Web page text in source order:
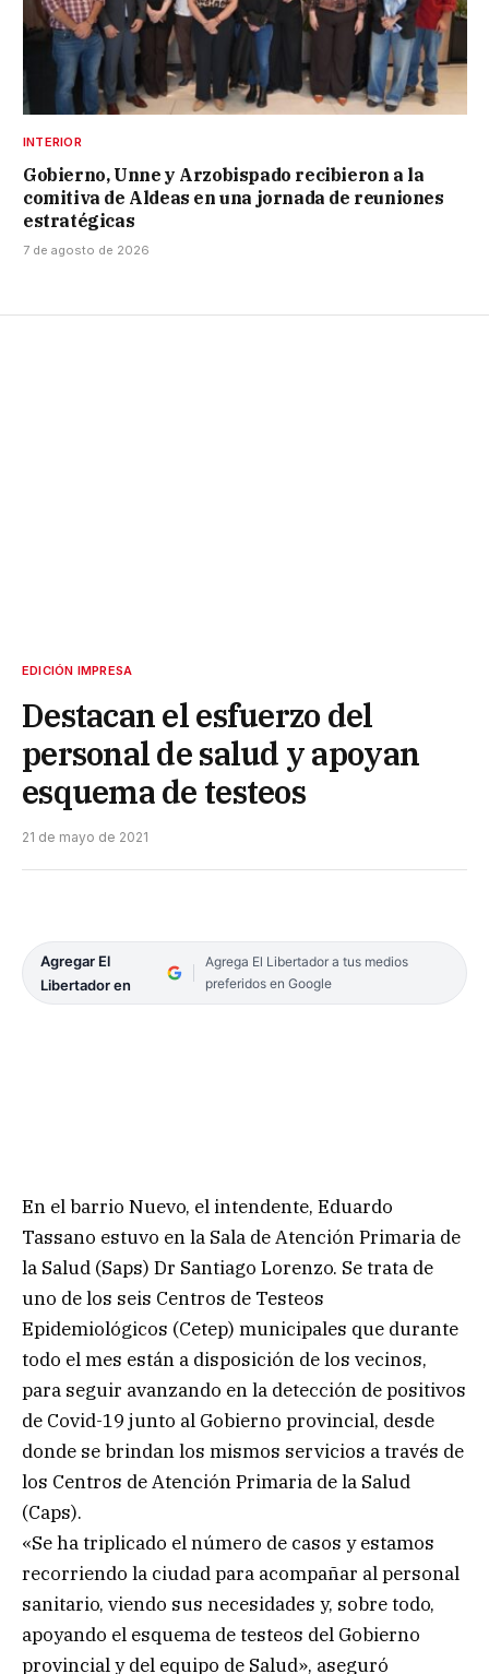
INTERIOR
Gobierno, Unne y Arzobispado recibieron a la
comitiva de Aldeas en una jornada de reuniones
estratégicas
7 de agosto de 2026
EDICIÓN IMPRESA
Destacan el esfuerzo del
personal de salud y apoyan
esquema de testeos
21 de mayo de 2021
Agregar El
Libertador en
Agrega El Libertador a tus medios
preferidos en Google
En el barrio Nuevo, el intendente, Eduardo
Tassano estuvo en la Sala de Atención Primaria de
la Salud (Saps) Dr Santiago Lorenzo. Se trata de
uno de los seis Centros de Testeos
Epidemiológicos (Cetep) municipales que durante
todo el mes están a disposición de los vecinos,
para seguir avanzando en la detección de positivos
de Covid-19 junto al Gobierno provincial, desde
donde se brindan los mismos servicios a través de
los Centros de Atención Primaria de la Salud
(Caps).
«Se ha triplicado el número de casos y estamos
recorriendo la ciudad para acompañar al personal
sanitario, viendo sus necesidades y, sobre todo,
apoyando el esquema de testeos del Gobierno
provincial y del equipo de Salud», aseguró